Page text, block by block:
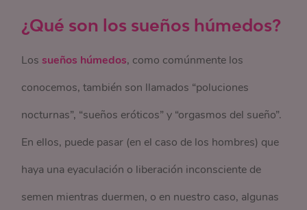
¿Qué son los sueños húmedos?
Lossueños húmedos, como comúnmente los
conocemos, también son llamados “poluciones
nocturnas”, “sueños eróticos” y “orgasmos del sueño”.
En ellos, puede pasar (en el caso de los hombres) que
haya una eyaculación o liberación inconsciente de
semen mientras duermen, o en nuestro caso, algunas